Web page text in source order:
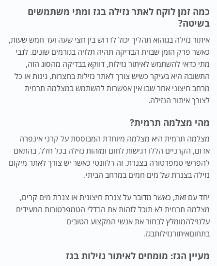
כמה זמן לוקח לאתר נזילה בגז ומתי משתמשים
בשיטה?
איתור נזילה בגזהוא תהליך יכול לדרוש בין חצי שעה ועד חמש שעות,
כאשר פרק הזמן שבוית הבדיקה תהיה תלויה בגורמים שונים. לגבי
מתי כדאי להשתמש לאיתור נזילות, דווקא בבדיקה מהסוג הזה,
התשובה היא בעיקר כשיש צורך לאתר נזילות בחצרות, גינות או כל
מרחב חיצוני אחר שבו אין אפשרות להשתמש במצלמה תרמית
לצורך איתור הנזילה.
מהי מצלמה תרמית?
מצלמה תרמית היא מצלמה מיוחדת המבוססת על קרני אינפרה
אדום, הקרניים הללו רגישות לחום ומזהות נזילה בכל חלל, בהתאם
להפרשי טמפרטורה בצנרת. זה רלוונטי כאשר יש צורך לאתר מיקום
נזילה בצנרת של מים חמים במרחב הביתי.
יחד עם זאת, כאשר מדובר על צנרת חיצונית או צנרת מים קרים,
מצלמה תרמית לא תוכל לזהות את הבדלי הטמפרטורות המעידים
עלנזילהמומלץ לבחור את אנשי המקצוע הטובים
בתחוםאיתורנזילותבגז.
מעיין הגז: מומחים לאיתור נזילות בגז